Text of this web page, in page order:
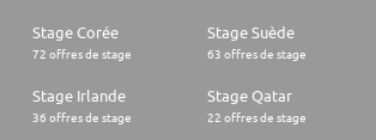
Stage Corée
72 offres de stage
Stage Suède
63 offres de stage
Stage Irlande
36 offres de stage
Stage Qatar
22 offres de stage